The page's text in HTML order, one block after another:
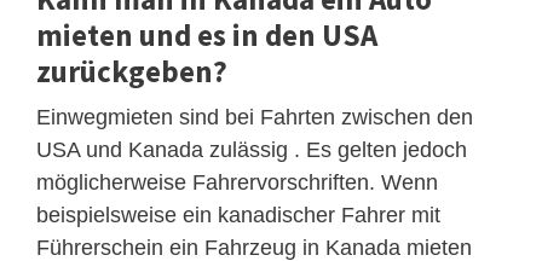
mieten und es in den USA
zurückgeben?
Einwegmieten sind bei Fahrten zwischen den
USA und Kanada zulässig . Es gelten jedoch
möglicherweise Fahrervorschriften. Wenn
beispielsweise ein kanadischer Fahrer mit
Führerschein ein Fahrzeug in Kanada mieten